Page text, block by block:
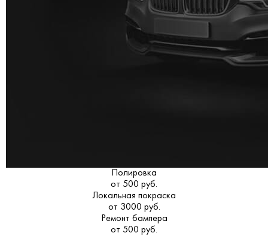
Полировка
от 500 руб.
Локальная покраска
от 3000 руб.
Ремонт бампера
от 500 руб.